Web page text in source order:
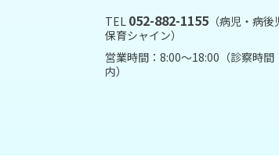
TEL 052-882-1155 （病児・病後
保育シャイン）
営業時間：8:00～18:00（診察時間
内）